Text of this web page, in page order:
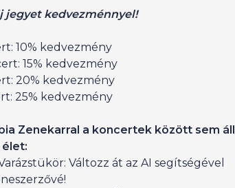
jegyet kedvezménnyel!
10% kedvezmény
15% kedvezmény
20% kedvezmény
25% kedvezmény
Zenekarral a koncertek között sem áll
élet:
Változz át az AI segítségével